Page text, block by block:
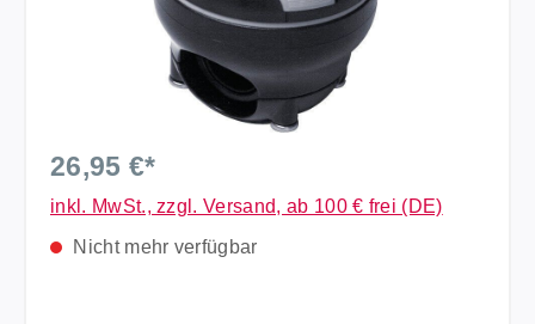
26,95 €*
inkl. MwSt., zzgl. Versand, ab 100 € frei (DE)
Nicht mehr verfügbar